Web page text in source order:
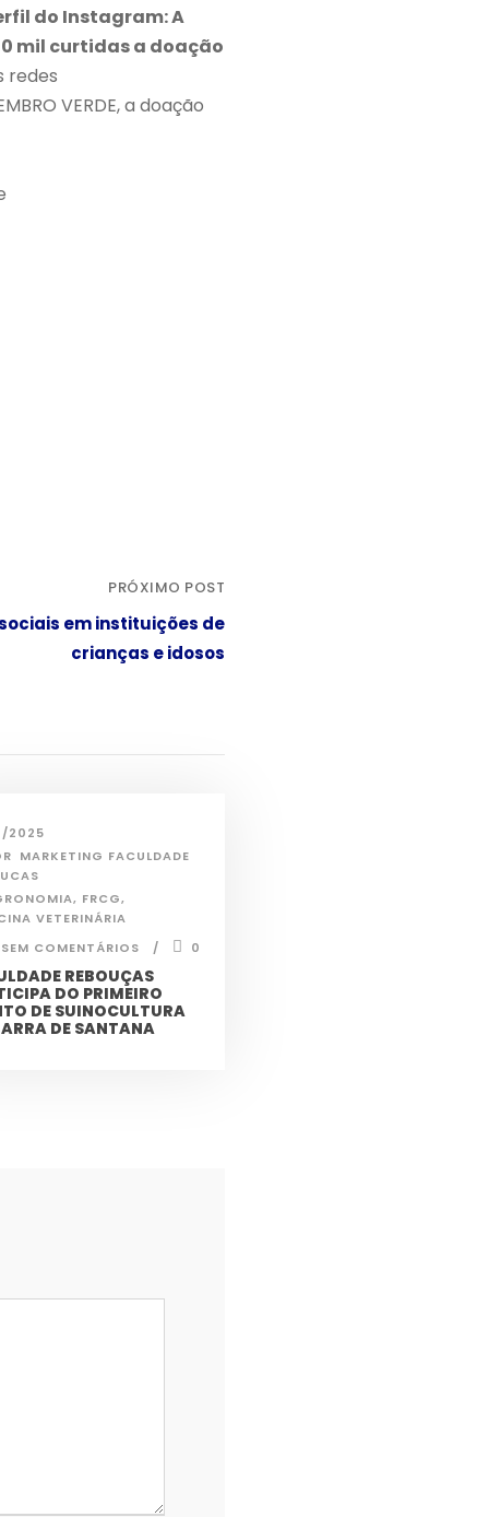
do Instagram: A
mil curtidas a doação
redes
VERDE, a doação
PRÓXIMO POST
em instituições de
crianças e idosos
2025
MARKETING FACULDADE
, FRCG,
VETERINÁRIA
SEM COMENTÁRIOS
0
REBOUÇAS
DO PRIMEIRO
DE SUINOCULTURA
DE SANTANA